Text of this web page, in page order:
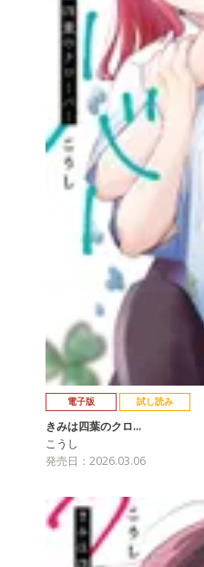
電子版 試し読み
きみは四葉のクロ…
こうし
発売日：2026.03.06